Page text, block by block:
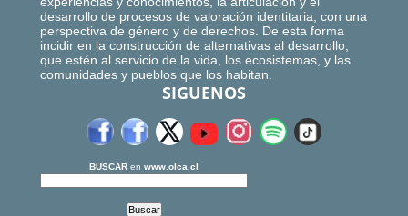
desarrollo de procesos de valoración identitaria, con una
perspectiva de género y de derechos. De esta forma
incidir en la construcción de alternativas al desarrollo,
que estén al servicio de la vida, los ecosistemas, y las
comunidades y pueblos que los habitan.
SIGUENOS
BUSCAR en www.olca.cl